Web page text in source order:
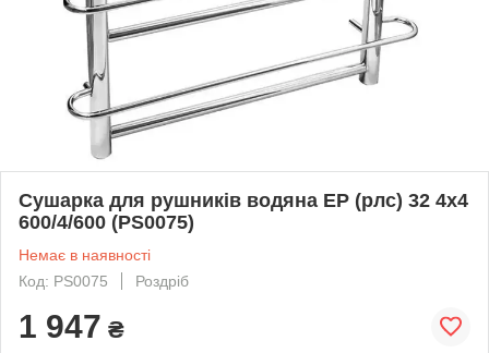
Сушарка для рушників водяна EP (рлс) 32 4х4
600/4/600 (PS0075)
Немає в наявності
Код: PS0075
Роздріб
1 947 ₴